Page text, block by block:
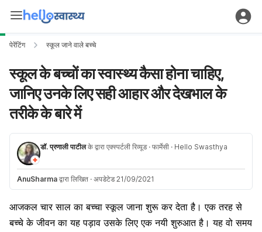
पेरेंटिंग स्कूल जाने वाले बच्चे
स्कूल के बच्चों का स्वास्थ्य कैसा होना चाहिए,
जानिए उनके लिए सही आहार और देखभाल के
तरीके के बारे में
डॉ. प्रणाली पाटीलके द्वारा एक्स्पर्टली रिव्यूड · फार्मेसी · Hello Swasthya
AnuSharma द्वारा लिखित · अपडेटेड 21/09/2021
आजकल चार साल का बच्चा स्कूल जाना शुरू कर देता है। एक तरह से
बच्चे के जीवन का यह पड़ाव उसके लिए एक नयी शुरुआत है। यह वो समय